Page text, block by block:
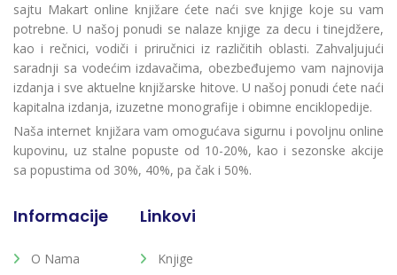
sajtu Makart online knjižare ćete naći sve knjige koje su vam
potrebne. U našoj ponudi se nalaze knjige za decu i tinejdžere,
kao i rečnici, vodiči i priručnici iz različitih oblasti. Zahvaljujući
saradnji sa vodećim izdavačima, obezbeđujemo vam najnovija
izdanja i sve aktuelne knjižarske hitove. U našoj ponudi ćete naći
kapitalna izdanja, izuzetne monografije i obimne enciklopedije.
Naša internet knjižara vam omogućava sigurnu i povoljnu online
kupovinu, uz stalne popuste od 10-20%, kao i sezonske akcije
sa popustima od 30%, 40%, pa čak i 50%.
Informacije
O Nama
Linkovi
Knjige